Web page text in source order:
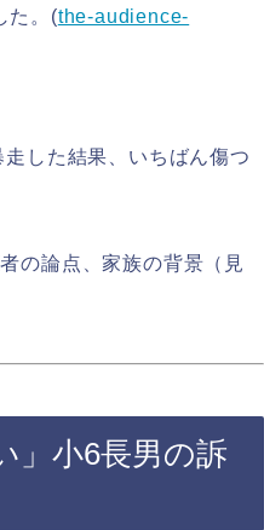
た。(the-audience-
した結果、いちばん傷つ
の論点、家族の背景（見
」小6長男の訴